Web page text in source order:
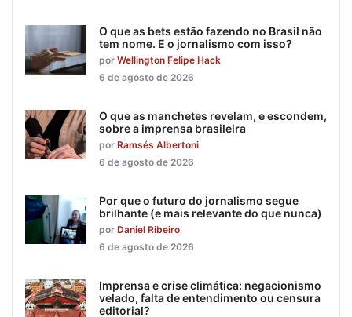
O que as bets estão fazendo no Brasil não
tem nome. E o jornalismo com isso?
por Wellington Felipe Hack
6 de agosto de 2026
O que as manchetes revelam, e escondem,
sobre a imprensa brasileira
por Ramsés Albertoni
6 de agosto de 2026
Por que o futuro do jornalismo segue
brilhante (e mais relevante do que nunca)
por Daniel Ribeiro
6 de agosto de 2026
Imprensa e crise climática: negacionismo
velado, falta de entendimento ou censura
editorial?